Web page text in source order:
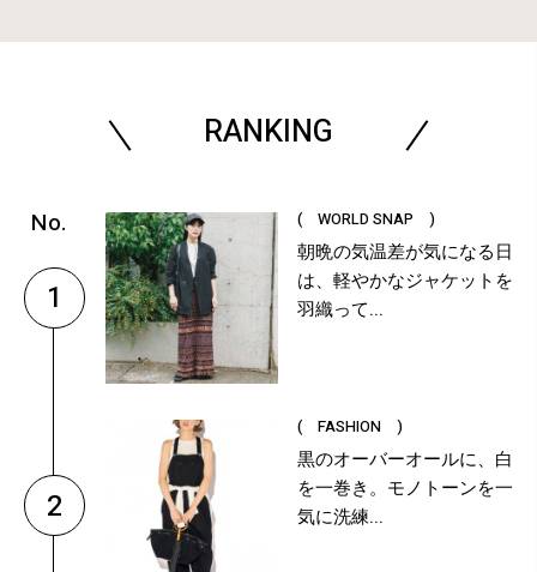
RANKING
1
( WORLD SNAP )
朝晩の気温差が気になる日
は、軽やかなジャケットを
羽織って...
2
( FASHION )
黒のオーバーオールに、白
を一巻き。モノトーンを一
気に洗練...